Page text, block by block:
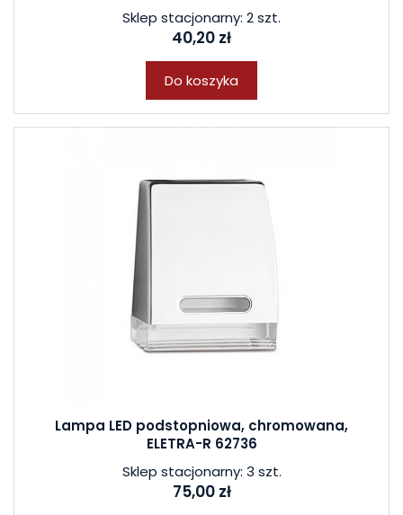
Sklep stacjonarny: 2 szt.
40,20 zł
Do koszyka
Lampa LED podstopniowa, chromowana,
ELETRA-R 62736
Sklep stacjonarny: 3 szt.
75,00 zł